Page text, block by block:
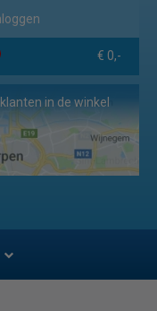
€ 0,-
in de winkel